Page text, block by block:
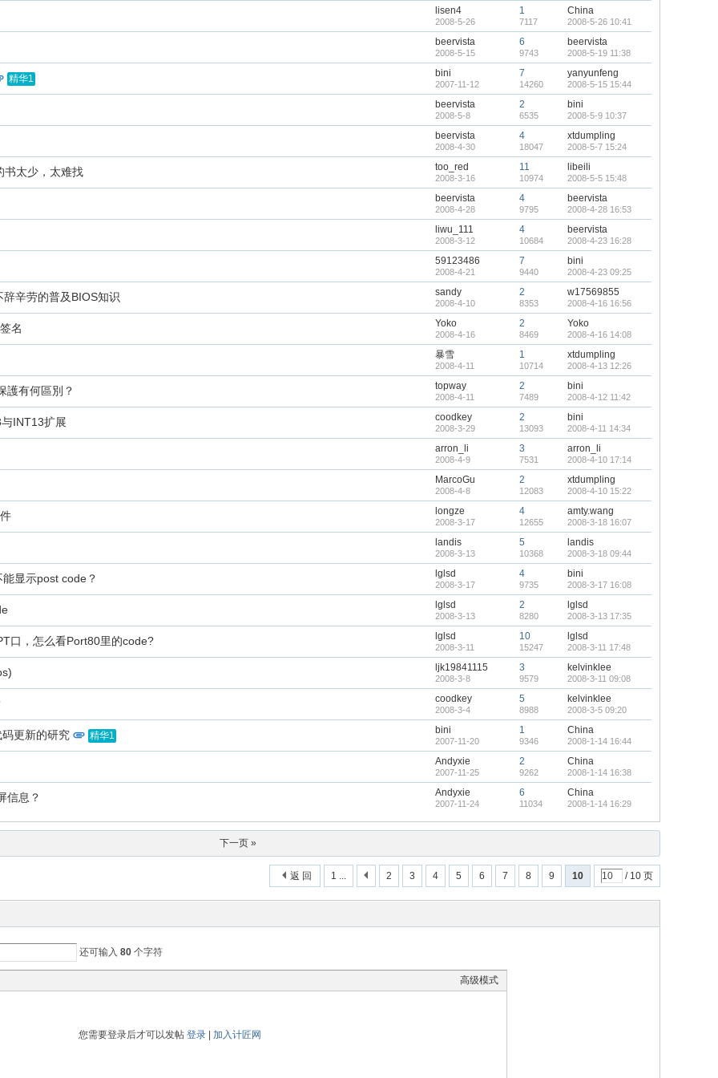
lisen4
2008-5-26
1
7117
China
2008-5-26 10:41
beervista
2008-5-15
6
9743
beervista
2008-5-19 11:38
精华1
bini
2007-11-12
7
14260
yanyunfeng
2008-5-15 15:44
beervista
2008-5-8
2
6535
bini
2008-5-9 10:37
beervista
2008-4-30
4
18047
xtdumpling
2008-5-7 15:24
书太少，太难找 too_red
2008-3-16
11
10974
libeili
2008-5-5 15:48
beervista
2008-4-28
4
9795
beervista
2008-4-28 16:53
liwu_111
2008-3-12
4
10684
beervista
2008-4-23 16:28
59123486
2008-4-21
7
9440
bini
2008-4-23 09:25
辛劳的普及BIOS知识 sandy
2008-4-10
2
8353
w17569855
2008-4-16 16:56
名 Yoko
2008-4-16
2
8469
Yoko
2008-4-16 14:08
暴雪
2008-4-11
1
10714
xtdumpling
2008-4-13 12:26
護有何區別？ topway
2008-4-11
2
7489
bini
2008-4-12 11:42
INT13扩展 coodkey
2008-3-29
2
13093
bini
2008-4-11 14:34
arron_li
2008-4-9
3
7531
arron_li
2008-4-10 17:14
MarcoGu
2008-4-8
2
12083
xtdumpling
2008-4-10 15:22
longze
2008-3-17
4
12655
amty.wang
2008-3-18 16:07
landis
2008-3-13
5
10368
landis
2008-3-18 09:44
显示post code？ lglsd
2008-3-17
4
9735
bini
2008-3-17 16:08
lglsd
2008-3-13
2
8280
lglsd
2008-3-13 17:35
口，怎么看Port80里的code? lglsd
2008-3-11
10
15247
lglsd
2008-3-11 17:48
ljk19841115
2008-3-8
3
9579
kelvinklee
2008-3-11 09:08
coodkey
2008-3-4
5
8988
kelvinklee
2008-3-5 09:20
更新的研究 精华1
bini
2007-11-20
1
9346
China
2008-1-14 16:44
Andyxie
2007-11-25
2
9262
China
2008-1-14 16:38
信息？ Andyxie
2007-11-24
6
11034
China
2008-1-14 16:29
下一页 »
1 ... 2 3 4 5 6 7 8 9 10 / 10 页
返 回
还可输入 80 个字符
高级模式
您需要登录后才可以发帖 登录| 加入计匠网